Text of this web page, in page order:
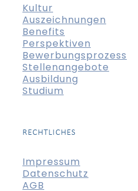
Kultur
Auszeichnungen
Benefits
Perspektiven
Bewerbungsprozess
Stellenangebote
Ausbildung
Studium
RECHTLICHES
Impressum
Datenschutz
AGB